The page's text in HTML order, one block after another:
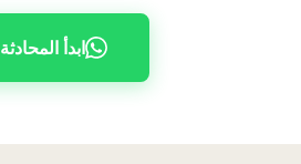
ابدأ المحادثة